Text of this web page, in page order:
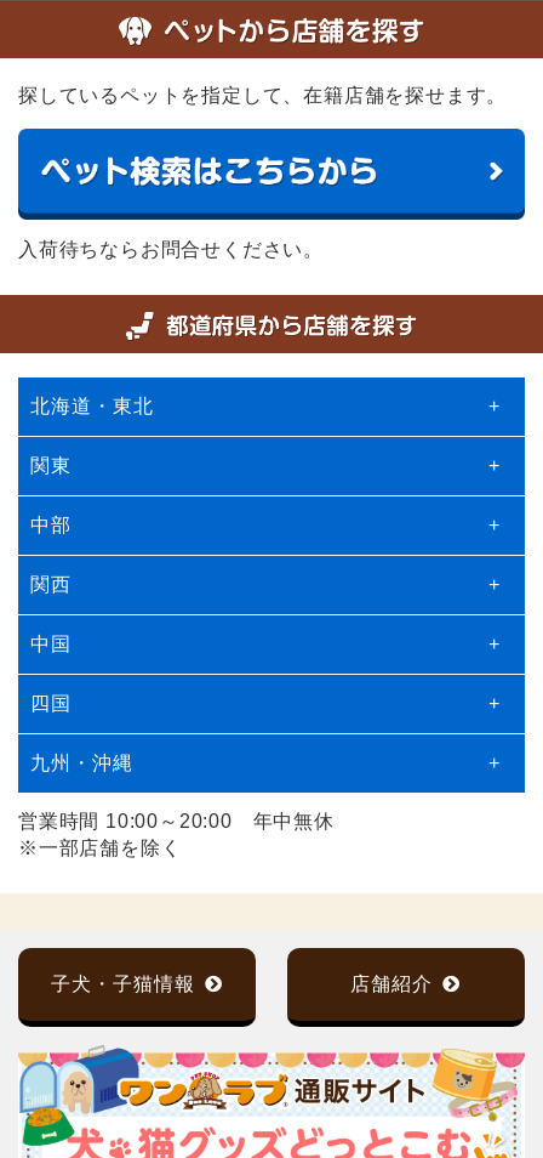
探しているペットを指定して、在籍店舗を探せます。
入荷待ちならお問合せください。
北海道・東北 +
関東 +
中部 +
関西 +
中国 +
四国 +
九州・沖縄 +
営業時間 10:00～20:00 年中無休
※一部店舗を除く
子犬・子猫情報 店舗紹介